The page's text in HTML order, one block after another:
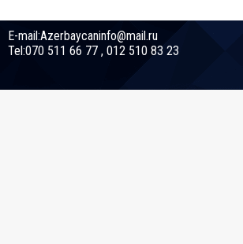
E-mail:Azerbaycaninfo@mail.ru
Tel:070 511 66 77 , 012 510 83 23